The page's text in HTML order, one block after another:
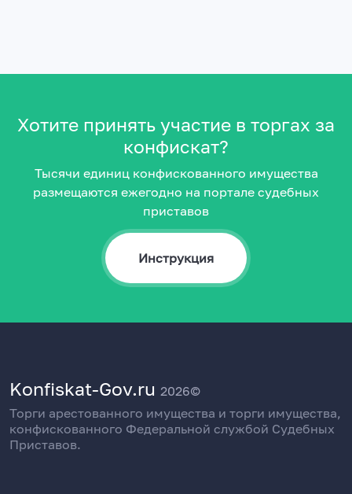
Хотите принять участие в торгах за
конфискат?
Тысячи единиц конфискованного имущества
размещаются ежегодно на портале судебных
приставов
Инструкция
Konfiskat-Gov.ru 2026©
Торги арестованного имущества и торги имущества,
конфискованного Федеральной службой Судебных
Приставов.